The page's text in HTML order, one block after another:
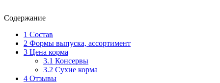
Содержание
1 Состав
2 Формы выпуска, ассортимент
3 Цена корма
3.1 Консервы
3.2 Сухие корма
4 Отзывы